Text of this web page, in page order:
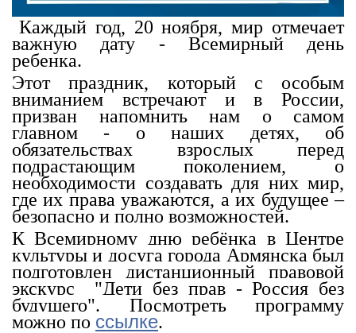
Каждый год, 20 ноября, мир отмечает
важную дату - Всемирный день
ребенка.
Этот праздник, который с особым
вниманием встречают и в России,
призван напомнить нам о самом
главном - о наших детях, об
обязательствах взрослых перед
подрастающим поколением, о
необходимости создавать для них мир,
где их права уважаются, а их будущее –
безопасно и полно возможностей.
К Всемирному дню ребёнка в Центре
культуры и досуга города Армянска был
подготовлен дистанционный правовой
экскурс "Дети без прав - Россия без
будущего". Посмотреть программу
можно по ссылке.